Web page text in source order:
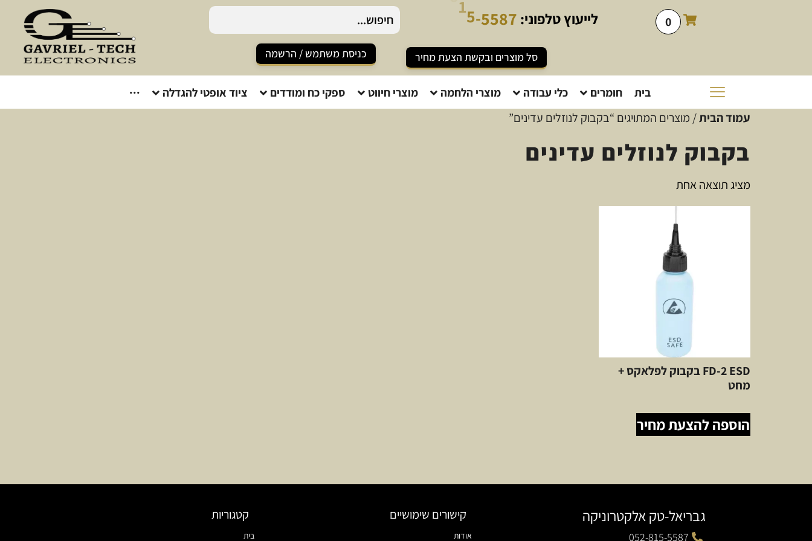
0 לייעוץטלפוני:
סל מוצרים ובקשת הצעת מחיר כניסת משתמש / הרשמה
בית חומרים כלי עבודה מוצרי הלחמה מוצרי חיווט ספקי כח ומודדים ציוד אופטי להגדלה ···
עמוד הבית/ מוצרים המתויגים “בקבוק לנוזלים עדינים”
בקבוק לנוזלים עדינים
מציג תוצאה אחת
FD-2 ESD בקבוק לפלאקס +
מחט
הוספה להצעת מחיר
גבריאל-טק אלקטרוניקה
052-815-5587
קישורים שימושיים
אודות
קטגוריות
בית